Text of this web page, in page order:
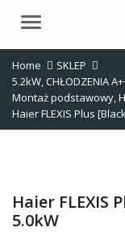
Menu
Home
SKLEP
5.2kW,CHŁODZENIA
Montaż podstawowy,
Haier FLEXIS Plus
Haier FLEXIS
5.0kW